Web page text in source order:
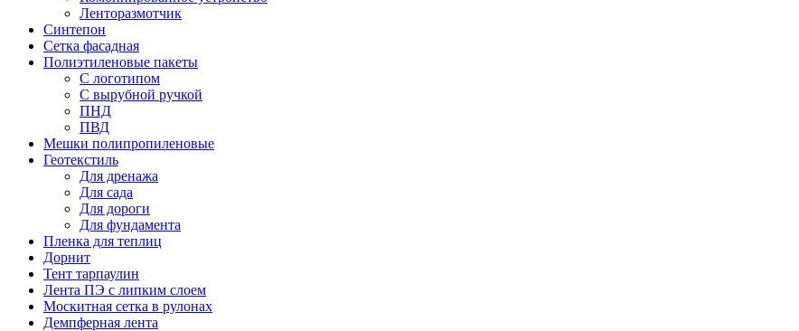
Ленторазмотчик
Синтепон
Сетка фасадная
Полиэтиленовые пакеты
С логотипом
С вырубной ручкой
ПНД
ПВД
Мешки полипропиленовые
Геотекстиль
Для дренажа
Для сада
Для дороги
Для фундамента
Пленка для теплиц
Дорнит
Тент тарпаулин
Лента ПЭ с липким слоем
Москитная сетка в рулонах
Демпферная лента